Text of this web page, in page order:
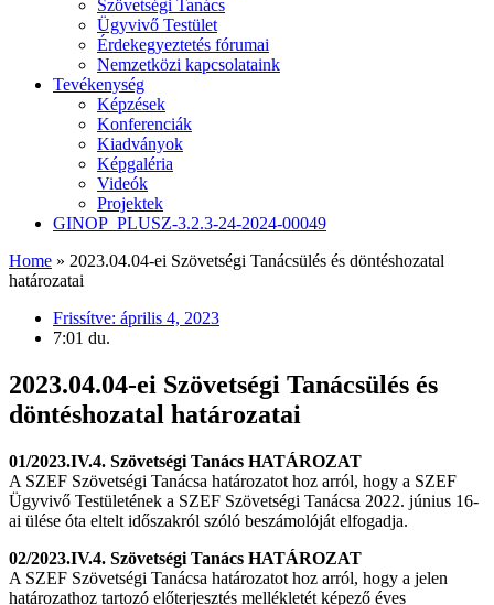
Szövetségi Tanács
Ügyvivő Testület
Érdekegyeztetés fórumai
Nemzetközi kapcsolataink
Tevékenység
Képzések
Konferenciák
Kiadványok
Képgaléria
Videók
Projektek
GINOP_PLUSZ-3.2.3-24-2024-00049
Home » 2023.04.04-ei Szövetségi Tanácsülés és döntéshozatal
határozatai
Frissítve: április 4, 2023
7:01 du.
2023.04.04-ei Szövetségi Tanácsülés és
döntéshozatal határozatai
01/2023.IV.4. Szövetségi Tanács HATÁROZAT
A SZEF Szövetségi Tanácsa határozatot hoz arról, hogy a SZEF
Ügyvivő Testületének a SZEF Szövetségi Tanácsa 2022. június 16-
ai ülése óta eltelt időszakról szóló beszámolóját elfogadja.
02/2023.IV.4. Szövetségi Tanács HATÁROZAT
A SZEF Szövetségi Tanácsa határozatot hoz arról, hogy a jelen
határozathoz tartozó előterjesztés mellékletét képező éves